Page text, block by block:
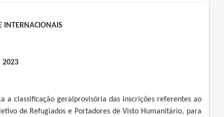
INTERNACIONAIS
2023
a classificação geralprovisória das inscrições referentes ao
de Refugiados e Portadores de Visto Humanitário, para